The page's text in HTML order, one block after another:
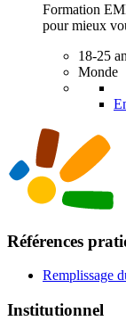
Formation
pour mieux
18-25
Monde
Références
Remplissage
Institutionnel